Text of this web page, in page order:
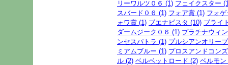
リーワルツ０６ (1) フェイクスター
スバード０６ (1) フォア賞 (1) フォ
ォワ賞 (1) ブエナビスタ (10) ブライ
ダームジーク０６ (1) プラチナウィ
ンセスパトラ (1) プルシアンオリー
ミアムブルー (1) プロスアンドコン
ル (2) ベルベットロード (2) ベルモン